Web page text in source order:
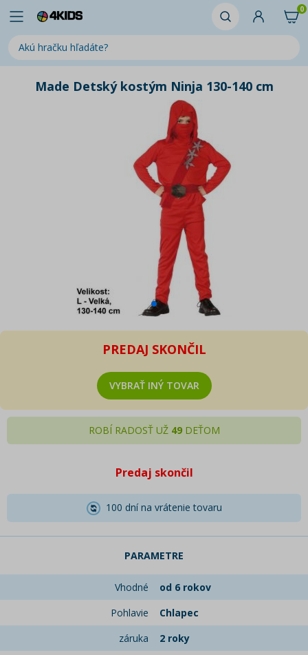
0
Made Detský kostým Ninja 130-140 cm
PREDAJ SKONČIL
VYBRAŤ INÝ TOVAR
ROBÍ RADOSŤ UŽ 49DEŤOM
Predaj skončil
100 dní na vrátenie tovaru
PARAMETRE
Vhodné
od 6 rokov
Pohlavie
Chlapec
záruka
2 roky